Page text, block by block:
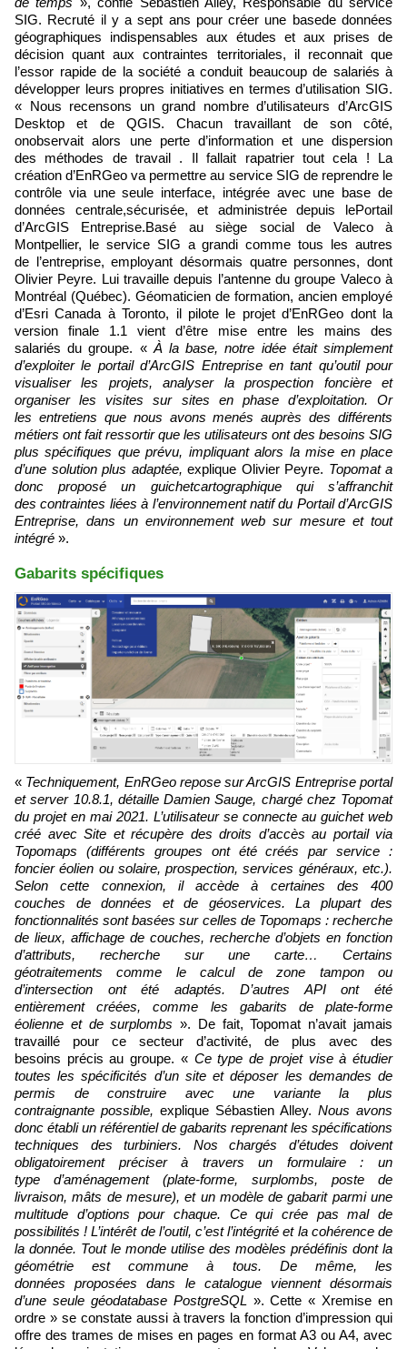
SIG. Recruté il y a sept ans pour créer une basede données
géographiques indispensables aux études et aux prises de
décision quant aux contraintes territoriales, il reconnait que
l’essor rapide de la société a conduit beaucoup de salariés à
développer leurs propres initiatives en termes d’utilisation SIG.
« Nous recensons un grand nombre d’utilisateurs d’ArcGIS
Desktop et de QGIS. Chacun travaillant de son côté,
onobservait alors une perte d’information et une dispersion
des méthodes de travail . Il fallait rapatrier tout cela ! La
création d’EnRGeo va permettre au service SIG de reprendre le
contrôle via une seule interface, intégrée avec une base de
données centrale,sécurisée, et administrée depuis lePortail
d’ArcGIS Entreprise.Basé au siège social de Valeco à
Montpellier, le service SIG a grandi comme tous les autres
de l’entreprise, employant désormais quatre personnes, dont
Olivier Peyre. Lui travaille depuis l’antenne du groupe Valeco à
Montréal (Québec). Géomaticien de formation, ancien employé
d’Esri Canada à Toronto, il pilote le projet d’EnRGeo dont la
version finale 1.1 vient d’être mise entre les mains des
salariés du groupe. « À la base, notre idée était simplement
d’exploiter le portail d’ArcGIS Entreprise en tant qu’outil pour
visualiser les projets, analyser la prospection foncière et
organiser les visites sur sites en phase d’exploitation. Or
les entretiens que nous avons menés auprès des différents
métiers ont fait ressortir que les utilisateurs ont des besoins SIG
plus spécifiques que prévu, impliquant alors la mise en place
d’une solution plus adaptée, explique Olivier Peyre. Topomat a
donc proposé un guichetcartographique qui s’affranchit
des contraintes liées à l’environnement natif du Portail d’ArcGIS
Entreprise, dans un environnement web sur mesure et tout
intégré ».
Gabarits spécifiques
« Techniquement, EnRGeo repose sur ArcGIS Entreprise portal
et server 10.8.1, détaille Damien Sauge, chargé chez Topomat
du projet en mai 2021. L’utilisateur se connecte au guichet web
créé avec Site et récupère des droits d’accès au portail via
Topomaps (différents groupes ont été créés par service :
foncier éolien ou solaire, prospection, services généraux, etc.).
Selon cette connexion, il accède à certaines des 400
couches de données et de géoservices. La plupart des
fonctionnalités sont basées sur celles de Topomaps : recherche
de lieux, affichage de couches, recherche d’objets en fonction
d’attributs, recherche sur une carte… Certains
géotraitements comme le calcul de zone tampon ou
d’intersection ont été adaptés. D’autres API ont été
entièrement créées, comme les gabarits de plate-forme
éolienne et de surplombs ». De fait, Topomat n’avait jamais
travaillé pour ce secteur d’activité, de plus avec des
besoins précis au groupe. « Ce type de projet vise à étudier
toutes les spécificités d’un site et déposer les demandes de
permis de construire avec une variante la plus
contraignante possible, explique Sébastien Alley.Nous avons
donc établi un référentiel de gabarits reprenant les spécifications
techniques des turbiniers. Nos chargés d’études doivent
obligatoirement préciser à travers un formulaire : un
type d’aménagement (plate-forme, surplombs, poste de
livraison, mâts de mesure), et un modèle de gabarit parmi une
multitude d’options pour chaque. Ce qui crée pas mal de
possibilités ! L’intérêt de l’outil, c’est l’intégrité et la cohérence de
la donnée. Tout le monde utilise des modèles prédéfinis dont la
géométrie est commune à tous. De même, les
données proposées dans le catalogue viennent désormais
d’une seule géodatabase PostgreSQL ». Cette « Xremise en
ordre » se constate aussi à travers la fonction d’impression qui
offre des trames de mises en pages en format A3 ou A4, avec